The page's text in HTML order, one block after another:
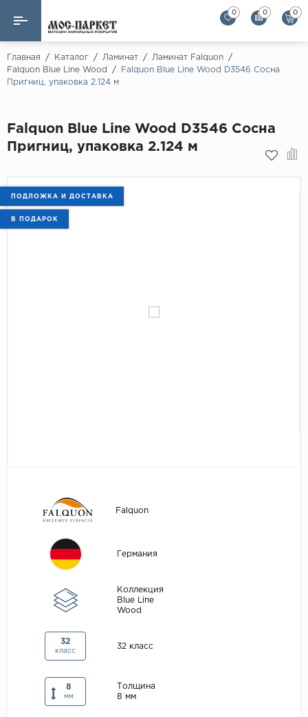
Назад
Ламинат
Назад
Alloc
Alpine Floor
Паркетная доска
Инженерный паркет елка
0 0 0
Главная / Каталог / Ламинат / Ламинат Falquon
/
Falquon Blue Line Wood
/
Falquon Blue Line Wood D3546 Сосна
Пригниц, упаковка 2.124 м
Falquon Blue Line Wood D3546 Сосна
Пригниц, упаковка 2.124 м
ПОДЛОЖКА И ДОСТАВКА
В ПОДАРОК
Falquon
Германия
Коллекция
Blue Line
Wood
32
класс
32 класс
8
мм
Толщина
8 мм